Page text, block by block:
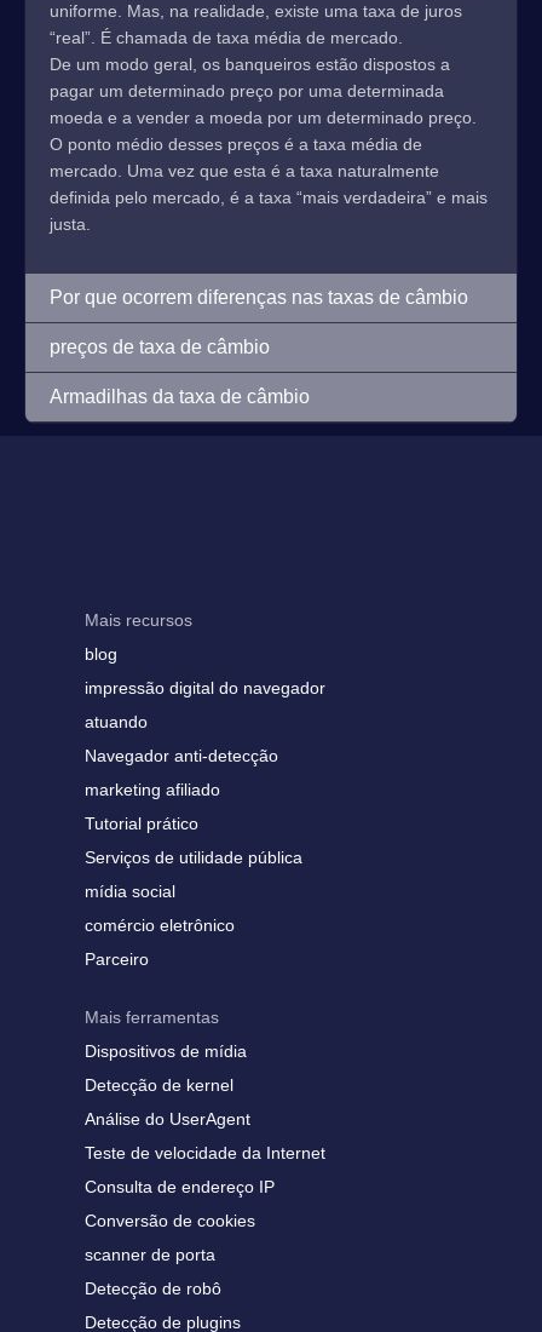
uniforme. Mas, na realidade, existe uma taxa de juros
“real”. É chamada de taxa média de mercado.
De um modo geral, os banqueiros estão dispostos a
pagar um determinado preço por uma determinada
moeda e a vender a moeda por um determinado preço.
O ponto médio desses preços é a taxa média de
mercado. Uma vez que esta é a taxa naturalmente
definida pelo mercado, é a taxa “mais verdadeira” e mais
justa.
Por que ocorrem diferenças nas taxas de câmbio
preços de taxa de câmbio
Armadilhas da taxa de câmbio
Mais recursos
blog
impressão digital do navegador
atuando
Navegador anti-detecção
marketing afiliado
Tutorial prático
Serviços de utilidade pública
mídia social
comércio eletrônico
Parceiro
Mais ferramentas
Dispositivos de mídia
Detecção de kernel
Análise do UserAgent
Teste de velocidade da Internet
Consulta de endereço IP
Conversão de cookies
scanner de porta
Detecção de robô
Detecção de plugins